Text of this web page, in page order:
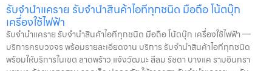
รับจำนำแคราย รับจำนำสินค้าไอทีทุกชนิด มือถือ โน้ตบุ๊ก
เครื่องใช้ไฟฟ้า
รับจำนำแคราย รับจำนำสินค้าไอทีทุกชนิด มือถือ โน้ตบุ๊ก เครื่องใช้ไฟฟ้า —
บริการครบวงจร พร้อมรายละเอียดงาน บริการ รับจำนำสินค้าไอทีทุกชนิด
พร้อมให้บริการในเขต ลาดพร้าว แจ้งวัฒนะ สีลม รัชดา บางแค รามอินทรา